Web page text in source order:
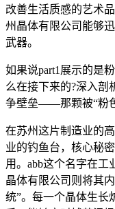
改善生活质感的艺术
州晶体有限公司能够
武器。
如果说part1展示的是
么在接下来的?深入剖
争壁垒——那颗被“粉
在苏州这片制造业的
业的钓鱼台，核心秘
用。abb这个名字在工
晶体有限公司则将其
统”。每一个晶体生长